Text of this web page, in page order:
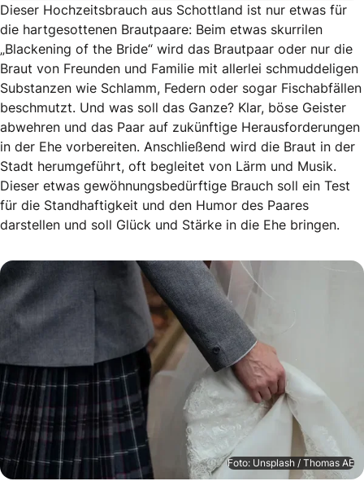
Dieser Hochzeitsbrauch aus Schottland ist nur etwas für
die hartgesottenen Brautpaare: Beim etwas skurrilen
„Blackening of the Bride“ wird das Brautpaar oder nur die
Braut von Freunden und Familie mit allerlei schmuddeligen
Substanzen wie Schlamm, Federn oder sogar Fischabfällen
beschmutzt. Und was soll das Ganze? Klar, böse Geister
abwehren und das Paar auf zukünftige Herausforderungen
in der Ehe vorbereiten. Anschließend wird die Braut in der
Stadt herumgeführt, oft begleitet von Lärm und Musik.
Dieser etwas gewöhnungsbedürftige Brauch soll ein Test
für die Standhaftigkeit und den Humor des Paares
darstellen und soll Glück und Stärke in die Ehe bringen.
Foto: Unsplash / Thomas AE